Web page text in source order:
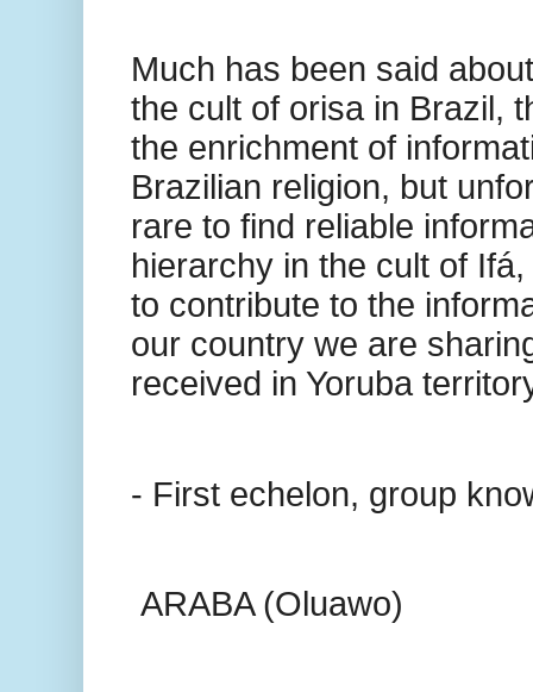
Much has been said
the cult of orisa in Brazil,
the enrichment of
Brazilian religion, but
rare to find reliable
hierarchy in the cult of
to contribute to the
our country we are
received in Yoruba
- First echelon, group
ARABA (Oluawo)